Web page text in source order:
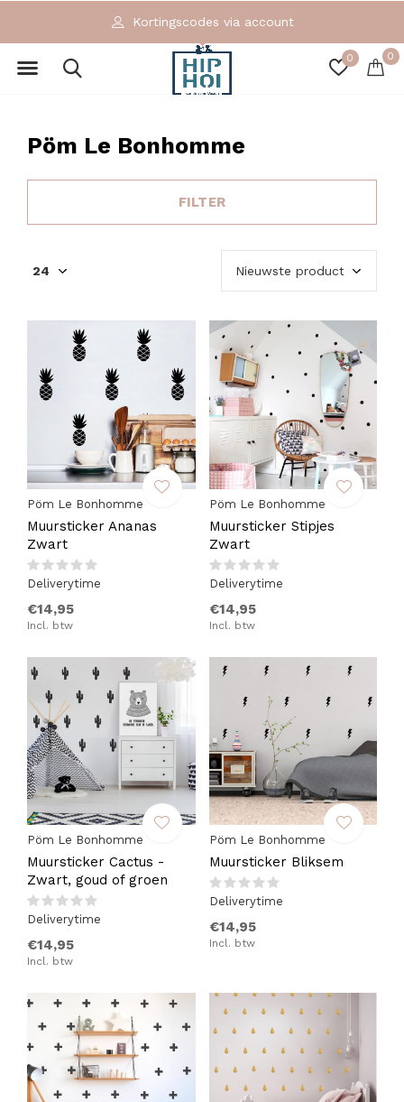
0 0
Kortingscodes via account
Pöm Le Bonhomme
FILTER
Pöm Le Bonhomme
Muursticker Ananas
Zwart
Deliverytime
€14,95
Incl. btw
Pöm Le Bonhomme
Muursticker Stipjes
Zwart
Deliverytime
€14,95
Incl. btw
Pöm Le Bonhomme
Muursticker Cactus -
Zwart, goud of groen
Deliverytime
€14,95
Incl. btw
Pöm Le Bonhomme
Muursticker Bliksem
Deliverytime
€14,95
Incl. btw